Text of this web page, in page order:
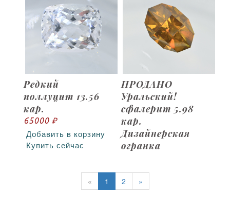
Редкий
поллуцит 13.56
кар.
65000 ₽
Добавить в корзину
Купить сейчас
ПРОДАНО
Уральский!
сфалерит 5.98
кар.
Дизайнерская
огранка
« 1 2 »